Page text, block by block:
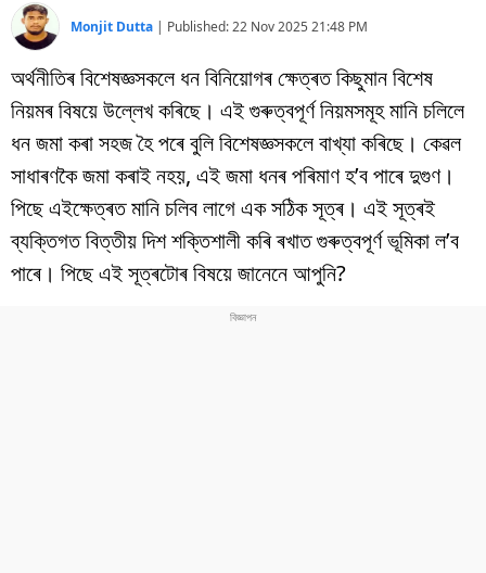
শিক্ষা
খেল
বিশ্ব
প্ৰযুক্তি
Videos
Monjit Dutta | Published:22 Nov 2025 21:48 PM
অৰ্থনীতিৰ বিশেষজ্ঞসকলে ধন বিনিয়োগৰ ক্ষেত্ৰত কিছুমান বিশেষ
নিয়মৰ বিষয়ে উল্লেখ কৰিছে। এই গুৰুত্বপূৰ্ণ নিয়মসমূহ মানি চলিলে
ধন জমা কৰা সহজ হৈ পৰে বুলি বিশেষজ্ঞসকলে বাখ্যা কৰিছে। কেৱল
সাধাৰণকৈ জমা কৰাই নহয়, এই জমা ধনৰ পৰিমাণ হ’ব পাৰে দুগুণ।
পিছে এইক্ষেত্ৰত মানি চলিব লাগে এক সঠিক সূত্ৰ। এই সূত্ৰই
ব্যক্তিগত বিত্তীয় দিশ শক্তিশালী কৰি ৰখাত গুৰুত্বপূৰ্ণ ভূমিকা ল’ব
পাৰে। পিছে এই সূত্ৰটোৰ বিষয়ে জানেনে আপুনি?